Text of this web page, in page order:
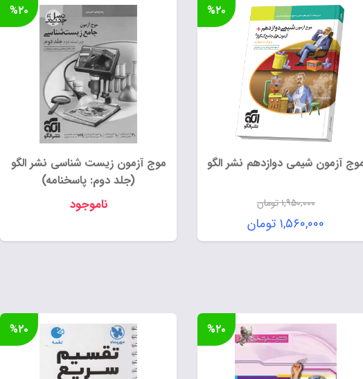
آزمون شیمی دوازدهم نشر الگو
۱,۹۵۰,۰۰۰تومان
قیمت
اصلی:
۱,۵۶۰,۰۰۰ تومان
قیمت
%۲۰
موج آزمون زیست شناسی نشر الگو
(جلد دوم: پاسخنامه)
ناموجود
%۲۰
%۲۰ %۲۰